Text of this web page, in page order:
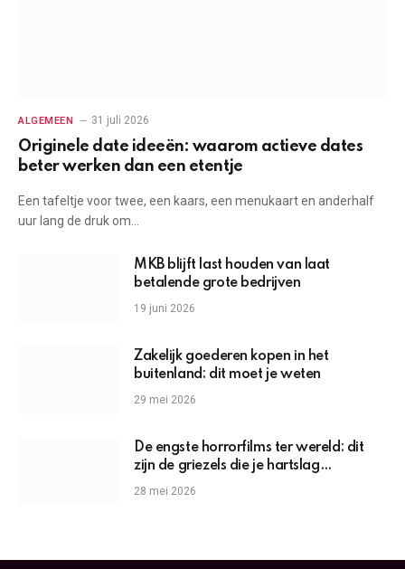
ALGEMEEN 31 juli 2026
Originele date ideeën: waarom actieve dates
beter werken dan een etentje
Een tafeltje voor twee, een kaars, een menukaart en anderhalf
uur lang de druk om…
MKB blijft last houden van laat
betalende grote bedrijven
19 juni 2026
Zakelijk goederen kopen in het
buitenland: dit moet je weten
29 mei 2026
De engste horrorfilms ter wereld: dit
zijn de griezels die je hartslag
omhoogjagen
28 mei 2026